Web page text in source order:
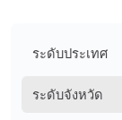
ระดับประเทศ
ระดับจังหวัด